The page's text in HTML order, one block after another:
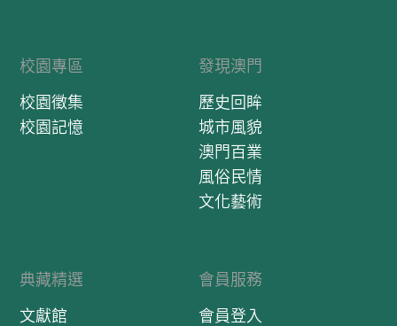
校園專區
校園徵集
校園記憶
發現澳門
歷史回眸
城市風貌
澳門百業
風俗民情
文化藝術
典藏精選
文獻館
會員服務
會員登入